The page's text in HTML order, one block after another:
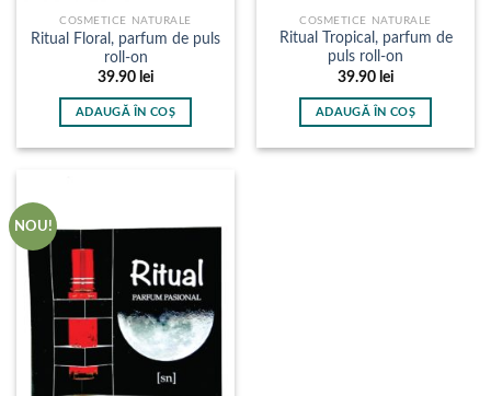
COSMETICE NATURALE
Ritual Floral, parfum de puls
roll-on
39.90 lei
ADAUGĂ ÎN COȘ
COSMETICE NATURALE
Ritual Tropical, parfum de
puls roll-on
39.90 lei
ADAUGĂ ÎN COȘ
NOU!